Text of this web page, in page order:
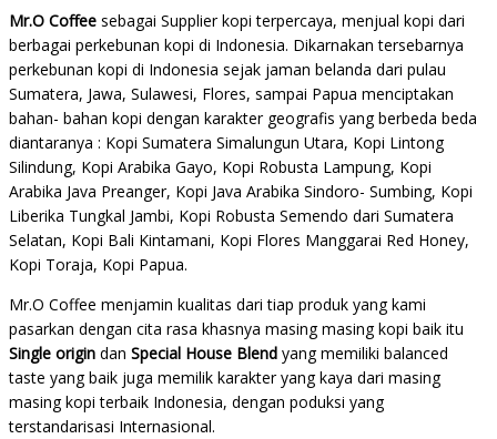
Mr.O Coffee sebagai Supplier kopi terpercaya, menjual kopi dari
berbagai perkebunan kopi di Indonesia. Dikarnakan tersebarnya
perkebunan kopi di Indonesia sejak jaman belanda dari pulau
Sumatera, Jawa, Sulawesi, Flores, sampai Papua menciptakan
bahan- bahan kopi dengan karakter geografis yang berbeda beda
diantaranya : Kopi Sumatera Simalungun Utara, Kopi Lintong
Silindung, Kopi Arabika Gayo, Kopi Robusta Lampung, Kopi
Arabika Java Preanger, Kopi Java Arabika Sindoro- Sumbing, Kopi
Liberika Tungkal Jambi, Kopi Robusta Semendo dari Sumatera
Selatan, Kopi Bali Kintamani, Kopi Flores Manggarai Red Honey,
Kopi Toraja, Kopi Papua.
Mr.O Coffee menjamin kualitas dari tiap produk yang kami
pasarkan dengan cita rasa khasnya masing masing kopi baik itu
Single origin dan Special House Blend yang memiliki balanced
taste yang baik juga memilik karakter yang kaya dari masing
masing kopi terbaik Indonesia, dengan poduksi yang
terstandarisasi Internasional.